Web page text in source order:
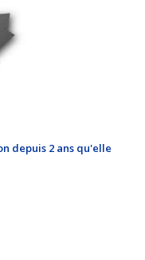
depuis 2 ans qu'elle